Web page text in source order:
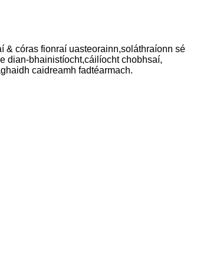
& córas fionraí uasteorainn,soláthraíonn sé
dian-bhainistíocht,cáilíocht chobhsaí,
caidreamh fadtéarmach.